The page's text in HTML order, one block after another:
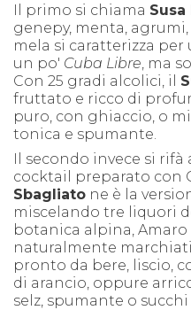
Il primo si chiama
genepy, menta,
mela si caratterizza
un po' Cuba Libre , ma
Con 25 gradi alcolici, il
fruttato e ricco di
puro, con ghiaccio, o
tonica e spumante.
Il secondo invece si rifà
cocktail preparato con
Sbagliato ne è la
miscelando tre liquori
botanica alpina,
naturalmente marchiati
pronto da bere, liscio,
di arancio, oppure
selz, spumante o succhi